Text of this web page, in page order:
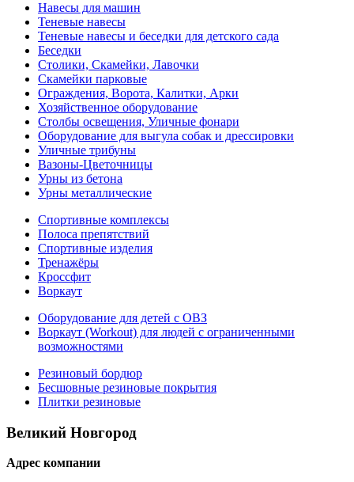
Навесы для машин
Теневые навесы
Теневые навесы и беседки для детского сада
Беседки
Столики, Скамейки, Лавочки
Скамейки парковые
Ограждения, Ворота, Калитки, Арки
Хозяйственное оборудование
Столбы освещения, Уличные фонари
Оборудование для выгула собак и дрессировки
Уличные трибуны
Вазоны-Цветочницы
Урны из бетона
Урны металлические
Спортивные комплексы
Полоса препятствий
Спортивные изделия
Тренажёры
Кроссфит
Воркаут
Оборудование для детей с ОВЗ
Воркаут (Workout) для людей с ограниченными
возможностями
Резиновый бордюр
Бесшовные резиновые покрытия
Плитки резиновые
Великий Новгород
Адрес компании